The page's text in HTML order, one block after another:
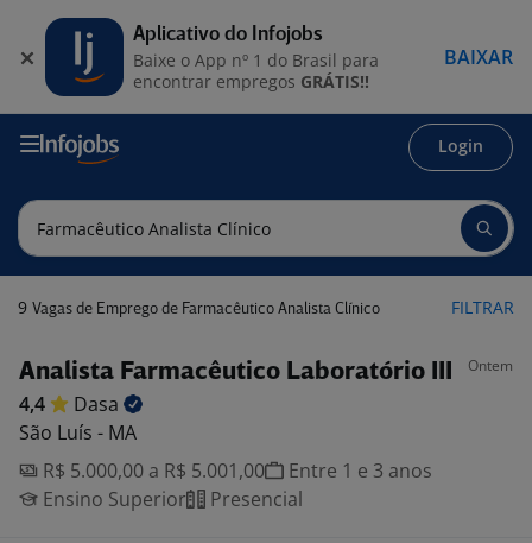
Login
9 Vagas de Emprego de Farmacêutico Analista Clínico FILTRAR
Analista Farmacêutico Laboratório III Ontem
4,4
Dasa
São Luís - MA
R$ 5.000,00 a R$ 5.001,00
Entre 1 e 3 anos
Ensino Superior
Presencial
Aplicativo do Infojobs
Baixe o App nº 1 do Brasil para
encontrar empregos GRÁTIS!!
BAIXAR